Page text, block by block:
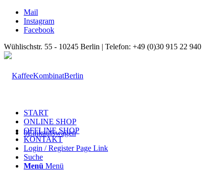
Mail
Instagram
Facebook
Wühlischstr. 55 - 10245 Berlin | Telefon: +49 (0)30 915 22 940
0Einkaufswagen
START
ONLINE SHOP
OFFLINE SHOP
KONTAKT
Login / Register Page Link
Suche
Menü Menü